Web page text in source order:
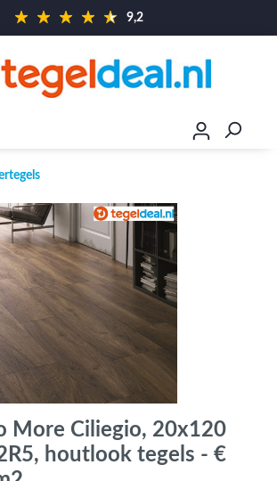
9,2
More Ciliegio, 20x120
houtlook tegels - €